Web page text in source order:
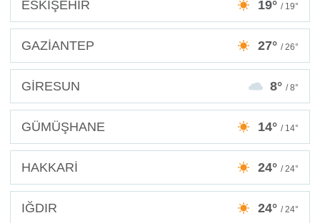
ESKİŞEHİR 19° / 19°
GAZİANTEP 27° / 26°
GİRESUN 8° / 8°
GÜMÜŞHANE 14° / 14°
HAKKARİ 24° / 24°
IĞDIR 24° / 24°